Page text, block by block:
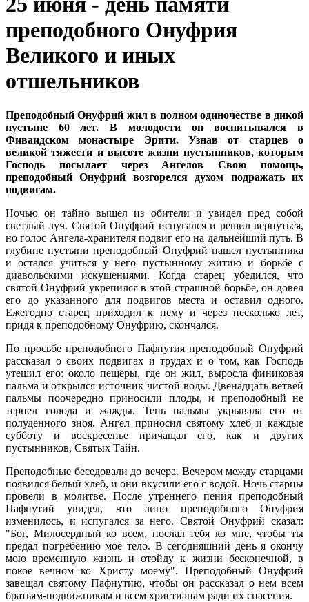
преподобного Онуфрия
Великого и иных
отшельников
Преподобный Онуфрий жил в полном одиночестве в дикой
пустыне 60 лет. В молодости он воспитывался в
Фиваидском монастыре Эрити. Узнав от старцев о
великой тяжести и высоте жизни пустынников, которым
Господь посылает через Ангелов Свою помощь,
преподобный Онуфрий возгорелся духом подражать их
подвигам.
Ночью он тайно вышел из обители и увидел пред собой
светлый луч. Святой Онуфрий испугался и решил вернуться,
но голос Ангела-хранителя подвиг его на дальнейший путь. В
глубине пустыни преподобный Онуфрий нашел пустынника
и остался учиться у него пустынному житию и борьбе с
диавольскими искушениями. Когда старец убедился, что
святой Онуфрий укрепился в этой страшной борьбе, он довел
его до указанного для подвигов места и оставил одного.
Ежегодно старец приходил к нему и через несколько лет,
придя к преподобному Онуфрию, скончался.
По просьбе преподобного Пафнутия преподобный Онуфрий
рассказал о своих подвигах и трудах и о том, как Господь
утешил его: около пещеры, где он жил, выросла финиковая
пальма и открылся источник чистой воды. Двенадцать ветвей
пальмы поочередно приносили плоды, и преподобный не
терпел голода и жажды. Тень пальмы укрывала его от
полуденного зноя. Ангел приносил святому хлеб и каждые
субботу и воскресенье причащал его, как и других
пустынников, Святых Тайн.
Преподобные беседовали до вечера. Вечером между старцами
появился белый хлеб, и они вкусили его с водой. Ночь старцы
провели в молитве. После утреннего пения преподобный
Пафнутий увидел, что лицо преподобного Онуфрия
изменилось, и испугался за него. Святой Онуфрий сказал:
"Бог, Милосердный ко всем, послал тебя ко мне, чтобы ты
предал погребению мое тело. В сегодняшний день я окончу
мою временную жизнь и отойду к жизни бесконечной, в
покое вечном ко Христу моему". Преподобный Онуфрий
завещал святому Пафнутию, чтобы он рассказал о нем всем
братьям-подвижникам и всем христианам ради их спасения.